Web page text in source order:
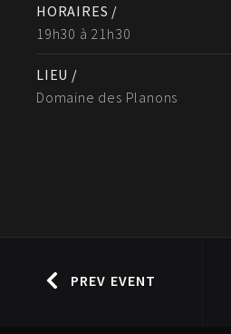
HORAIRES /
19h30 à 21h30
LIEU /
Domaine des Planons
PREV EVENT